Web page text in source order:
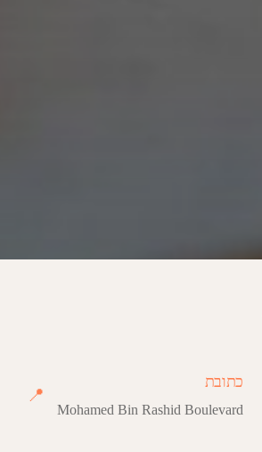
📍
כתובת
Mohamed Bin Rashid Boulevard